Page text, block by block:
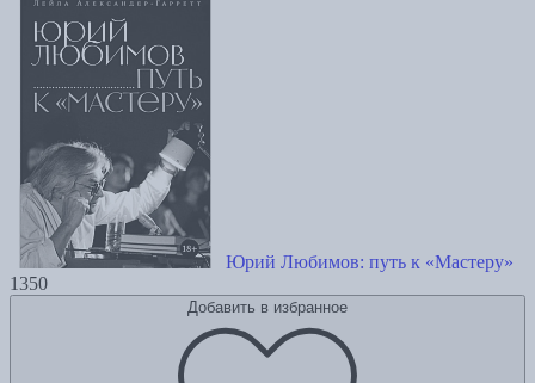
Юрий Любимов: путь к «Мастеру»
1350
Добавить в избранное